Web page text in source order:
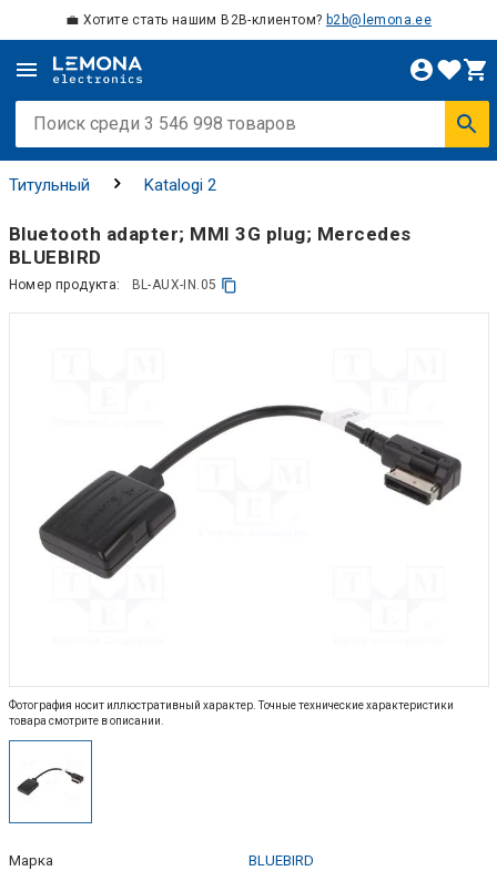
💼 Хотите стать нашим B2B-клиентом? b2b@lemona.ee
Титульный Katalogi 2
Bluetooth adapter; MMI 3G plug; Mercedes
BLUEBIRD
Номер продукта: BL-AUX-IN.05
Фотография носит иллюстративный характер. Точные технические характеристики
товара смотрите в описании.
Марка
BLUEBIRD